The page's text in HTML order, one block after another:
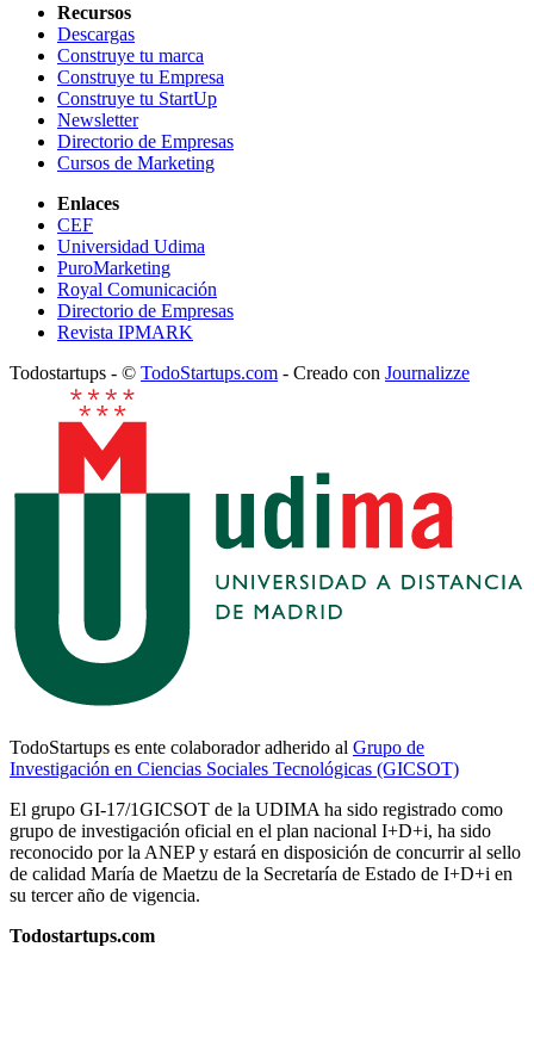
Recursos
Descargas
Construye tu marca
Construye tu Empresa
Construye tu StartUp
Newsletter
Directorio de Empresas
Cursos de Marketing
Enlaces
CEF
Universidad Udima
PuroMarketing
Royal Comunicación
Directorio de Empresas
Revista IPMARK
Todostartups - © TodoStartups.com - Creado con Journalizze
TodoStartups es ente colaborador adherido al Grupo de
Investigación en Ciencias Sociales Tecnológicas (GICSOT)
El grupo GI-17/1GICSOT de la UDIMA ha sido registrado como
grupo de investigación oficial en el plan nacional I+D+i, ha sido
reconocido por la ANEP y estará en disposición de concurrir al sello
de calidad María de Maetzu de la Secretaría de Estado de I+D+i en
su tercer año de vigencia.
Todostartups.com